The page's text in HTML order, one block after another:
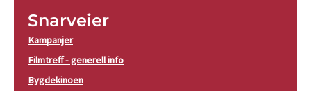
Snarveier
Kampanjer
Filmtreff - generell info
Bygdekinoen